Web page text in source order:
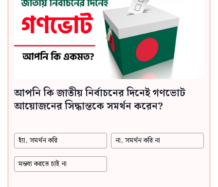
আপনি কি জাতীয় নির্বাচনের দিনেই গণভোট
আয়োজনের সিদ্ধান্তকে সমর্থন করেন?
হ্যাঁ, সমর্থন করি না, সমর্থন করি না
মন্তব্য করতে চাই না